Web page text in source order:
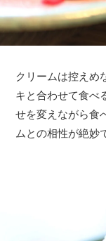
クリームは控えめ
キと合わせて食べ
せを変えながら食
ムとの相性が絶妙